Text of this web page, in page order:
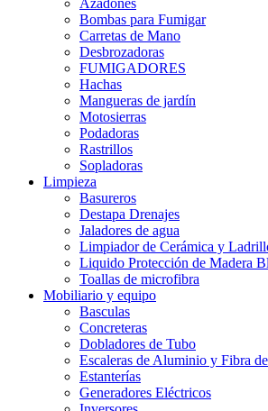
Azadones
Bombas para Fumigar
Carretas de Mano
Desbrozadoras
FUMIGADORES
Hachas
Mangueras de jardín
Motosierras
Podadoras
Rastrillos
Sopladoras
Limpieza
Basureros
Destapa Drenajes
Jaladores de agua
Limpiador de Cerámica y
Liquido Protección de Madera
Toallas de microfibra
Mobiliario y equipo
Basculas
Concreteras
Dobladores de Tubo
Escaleras de Aluminio y Fibra
Estanterías
Generadores Eléctricos